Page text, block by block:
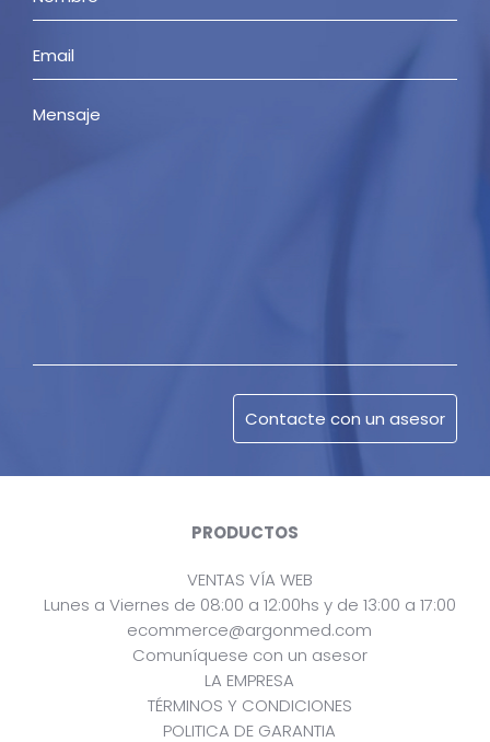
PRODUCTOS
VENTAS VÍA WEB
Lunes a Viernes de 08:00 a 12:00hs y de 13:00 a 17:00
ecommerce@argonmed.com
Comuníquese con un asesor
LA EMPRESA
TÉRMINOS Y CONDICIONES
POLITICA DE GARANTIA